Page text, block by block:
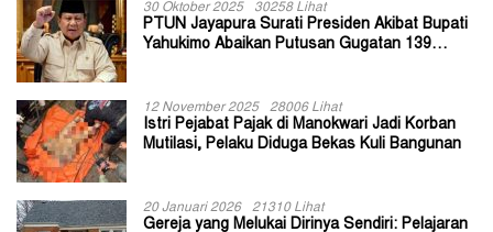
30 Oktober 2025 30258 Lihat
PTUN Jayapura Surati Presiden Akibat Bupati
Yahukimo Abaikan Putusan Gugatan 139
12 November 2025 28006 Lihat
Istri Pejabat Pajak di Manokwari Jadi Korban
Mutilasi, Pelaku Diduga Bekas Kuli Bangunan
20 Januari 2026 21310 Lihat
Gereja yang Melukai Dirinya Sendiri: Pelajaran